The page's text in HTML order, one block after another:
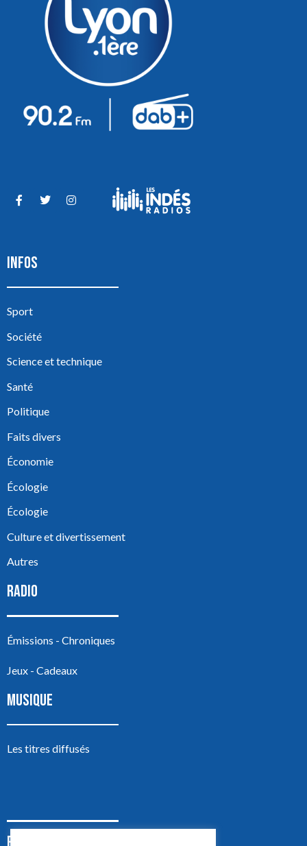
INFOS
Sport
Société
Science et technique
Santé
Politique
Faits divers
Économie
Écologie
Écologie
Culture et divertissement
Autres
RADIO
Émissions - Chroniques
Jeux - Cadeaux
MUSIQUE
Les titres diffusés
PODCASTS